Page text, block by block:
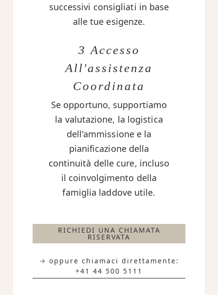
successivi consigliati in base
alle tue esigenze.
3 Accesso
All'assistenza
Coordinata
Se opportuno, supportiamo
la valutazione, la logistica
dell'ammissione e la
pianificazione della
continuità delle cure, incluso
il coinvolgimento della
famiglia laddove utile.
RICHIEDI UNA CHIAMATA
RISERVATA
→ oppure chiamaci direttamente:
+41 44 500 5111